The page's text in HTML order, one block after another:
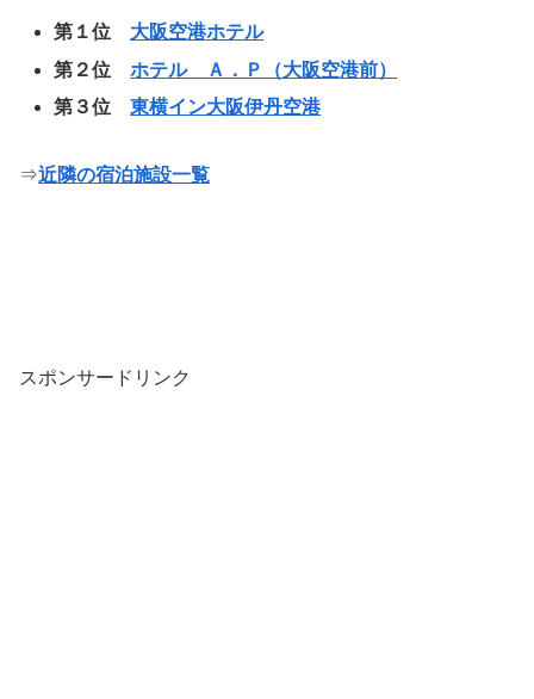
第１位 大阪空港ホテル
第２位ホテル Ａ．Ｐ（大阪空港前）
第３位東横イン大阪伊丹空港
⇒近隣の宿泊施設一覧
スポンサードリンク